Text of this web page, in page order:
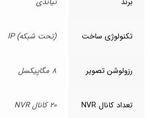
تکنولوژی ساخت (تحت شبکه) IP
رزولوشن تصویر 8 مگاپیکسل
تعداد کانال NVR 20 کانال NVR